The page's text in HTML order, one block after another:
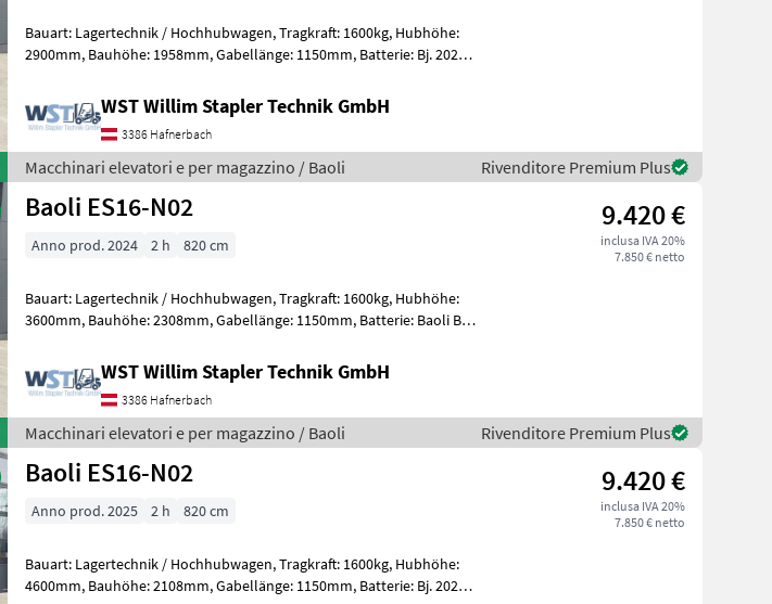
Bauart: Lagertechnik / Hochhubwagen, Tragkraft: 1600kg, Hubhöhe:
2900mm, Bauhöhe: 1958mm, Gabellänge: 1150mm, Batterie: Bj. 2023
WST Willim Stapler Technik GmbH
3386 Hafnerbach
Macchinari elevatori e per magazzino / Baoli Rivenditore Premium Plus
Baoli ES16-N02 9.420 €
inclusa IVA 20%
7.850 € netto
Anno prod. 2024 2 h 820 cm
Bauart: Lagertechnik / Hochhubwagen, Tragkraft: 1600kg, Hubhöhe:
3600mm, Bauhöhe: 2308mm, Gabellänge: 1150mm, Batterie: Baoli Bj.
WST Willim Stapler Technik GmbH
3386 Hafnerbach
Macchinari elevatori e per magazzino / Baoli Rivenditore Premium Plus
Baoli ES16-N02 9.420 €
inclusa IVA 20%
7.850 € netto
Anno prod. 2025 2 h 820 cm
Bauart: Lagertechnik / Hochhubwagen, Tragkraft: 1600kg, Hubhöhe:
4600mm, Bauhöhe: 2108mm, Gabellänge: 1150mm, Batterie: Bj. 2025